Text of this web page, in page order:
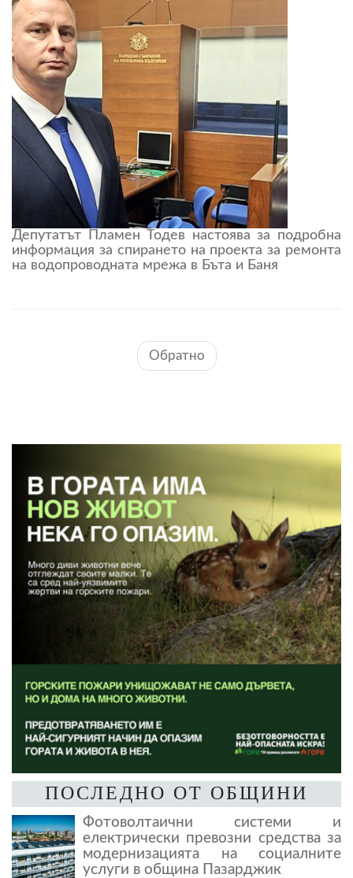
Депутатът Пламен Тодев настоява за подробна
информация за спирането на проекта за ремонта
на водопроводната мрежа в Бъта и Баня
Обратно
ПОСЛЕДНО ОТ ОБЩИНИ
Фотоволтаични системи и
електрически превозни средства за
модернизацията на социалните
услуги в община Пазарджик